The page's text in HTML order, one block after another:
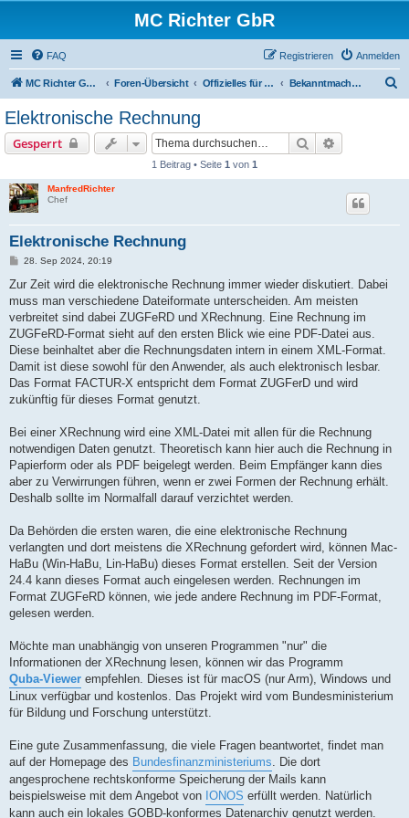
MC Richter GbR
FAQ Anmelden
Registrieren
MC Richter GbR (Impressum / Datenschutz) Foren-Übersicht Offizielles für Jedermann Bekanntmachungen
Elektronische Rechnung
Gesperrt Suche
1 Beitrag • Seite 1 von 1
ManfredRichter
Chef
Elektronische Rechnung
B
i
r
a
28. Sep 2024, 20:19
Zur Zeit wird die elektronische Rechnung immer wieder diskutiert. Dabei
muss man verschiedene Dateiformate unterscheiden. Am meisten
verbreitet sind dabei ZUGFeRD und XRechnung. Eine Rechnung im
ZUGFeRD-Format sieht auf den ersten Blick wie eine PDF-Datei aus.
Diese beinhaltet aber die Rechnungsdaten intern in einem XML-Format.
Damit ist diese sowohl für den Anwender, als auch elektronisch lesbar.
Das Format FACTUR-X entspricht dem Format ZUGFerD und wird
zukünftig für dieses Format genutzt.
Bei einer XRechnung wird eine XML-Datei mit allen für die Rechnung
notwendigen Daten genutzt. Theoretisch kann hier auch die Rechnung in
Papierform oder als PDF beigelegt werden. Beim Empfänger kann dies
aber zu Verwirrungen führen, wenn er zwei Formen der Rechnung erhält.
Deshalb sollte im Normalfall darauf verzichtet werden.
Da Behörden die ersten waren, die eine elektronische Rechnung
verlangten und dort meistens die XRechnung gefordert wird, können Mac-
HaBu (Win-HaBu, Lin-HaBu) dieses Format erstellen. Seit der Version
24.4 kann dieses Format auch eingelesen werden. Rechnungen im
Format ZUGFeRD können, wie jede andere Rechnung im PDF-Format,
gelesen werden.
Möchte man unabhängig von unseren Programmen "nur" die
Informationen der XRechnung lesen, können wir das Programm
Quba-Viewer empfehlen. Dieses ist für macOS (nur Arm), Windows und
Linux verfügbar und kostenlos. Das Projekt wird vom Bundesministerium
für Bildung und Forschung unterstützt.
Eine gute Zusammenfassung, die viele Fragen beantwortet, findet man
auf der Homepage des Bundesfinanzministeriums. Die dort
angesprochene rechtskonforme Speicherung der Mails kann
beispielsweise mit dem Angebot von IONOS erfüllt werden. Natürlich
kann auch ein lokales GOBD-konformes Datenarchiv genutzt werden.